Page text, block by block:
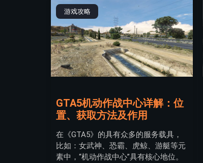
游戏攻略
GTA5机动作战中心详解：位
置、获取方法及作用
在《GTA5》的具有众多的服务载具，
比如：女武神、恐霸、虎鲸、游艇等元
素中，“机动作战中心”具有核心地位。